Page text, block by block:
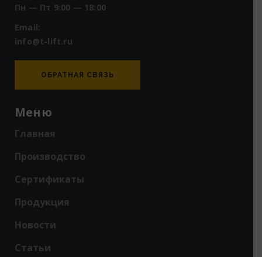
Пн — Пт 9:00 — 18:00
Email:
info@t-lift.ru
ОБРАТНАЯ СВЯЗЬ
Меню
Главная
Производство
Сертификаты
Продукция
Новости
Статьи